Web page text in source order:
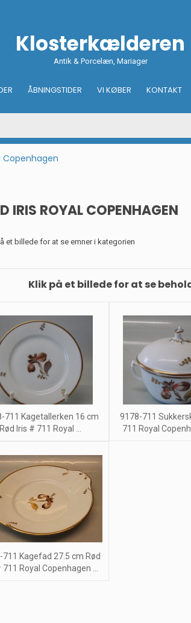
Klosterkælderen
Antik & Porcelæn, Mariager
ÅBNINGSTIDER VI KØBER KONTAKT
Copenhagen
IRIS ROYAL COPENHAGEN
et billede for at se emner i kategorien
Klik på et billede for at se
711 Kagetallerken 16 cm
Rød Iris # 711 Royal ...
9178-711
711 Royal
711 Kagefad 27.5 cm Rød
711 Royal Copenhagen ...